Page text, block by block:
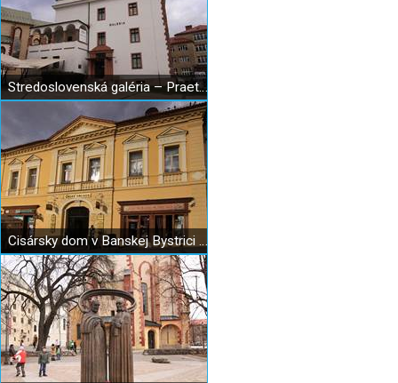
Stredoslovenská galéria – Praetorium
Cisársky dom v Banskej Bystrici (Caraffov dom)